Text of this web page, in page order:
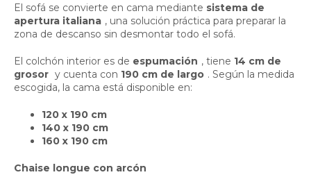
El sofá se convierte en cama mediante sistema de
apertura italiana , una solución práctica para preparar la
zona de descanso sin desmontar todo el sofá.
El colchón interior es de espumación , tiene 14 cm de
grosor y cuenta con 190 cm de largo . Según la medida
escogida, la cama está disponible en:
120 x 190 cm
140 x 190 cm
160 x 190 cm
Chaise longue con arcón